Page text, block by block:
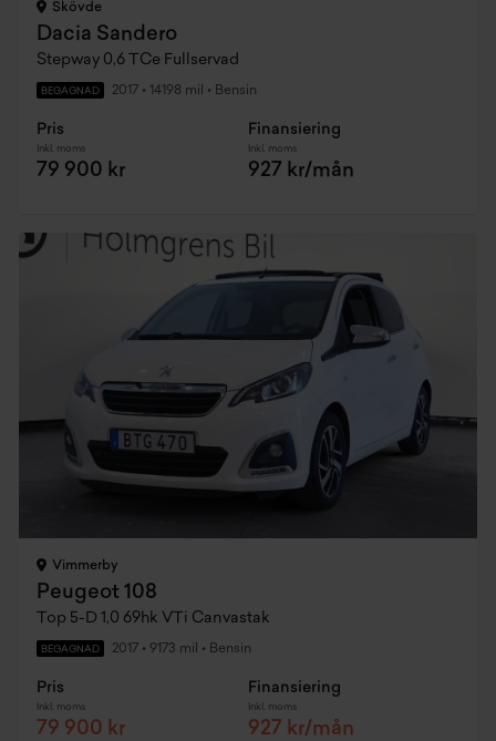
Skövde
Dacia Sandero
Stepway 0,6 TCe Fullservad
BEGAGNAD 2017 • 14198 mil • Bensin
Pris
Inkl. moms
79 900 kr
Finansiering
Inkl. moms
927 kr/mån
Vimmerby
Peugeot 108
Top 5-D 1,0 69hk VTi Canvastak
BEGAGNAD 2017 • 9173 mil • Bensin
Pris
Inkl. moms
79 900 kr
Finansiering
Inkl. moms
927 kr/mån